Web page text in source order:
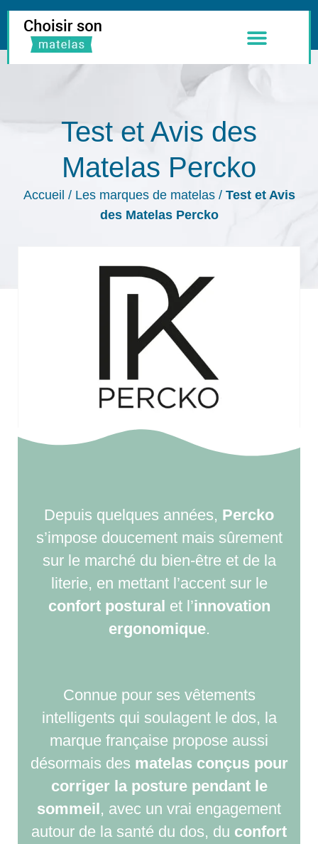
Test et Avis des
Matelas Percko
Accueil / Les marques de matelas/ Test et Avis
des Matelas Percko
Depuis quelques années, Percko
s’impose doucement mais sûrement
sur le marché du bien-être et de la
literie, en mettant l’accent sur le
confort postural et l’innovation
ergonomique.
Connue pour ses vêtements
intelligents qui soulagent le dos, la
marque française propose aussi
désormais des matelas conçus pour
corriger la posture pendant le
sommeil, avec un vrai engagement
autour de la santé du dos, du confort